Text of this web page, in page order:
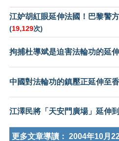
江妒胡紅眼延伸法國！巴黎警
(19,129次)
拘捕杜導斌是迫害法輪功的延伸
中國對法輪功的鎮壓正延伸至
江澤民將「天安門廣場」延伸
更多文章導讀： 2004年10月